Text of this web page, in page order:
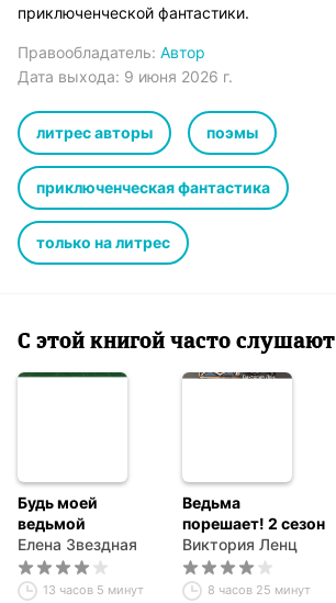
приключенческой фантастики.
Правообладатель: Автор
Дата выхода: 9 июня 2026 г.
литрес авторы поэмы
приключенческая фантастика
только на литрес
С этой книгой часто слушают
Будь моей
ведьмой
Елена Звездная
13 часов 5 минут
Ведьма
порешает! 2 сезон
Виктория Ленц
8 часов 25 минут